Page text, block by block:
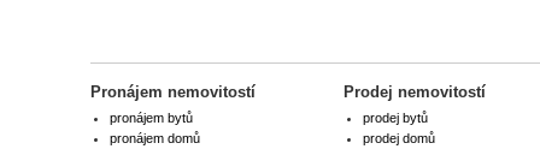
Pronájem nemovitostí
pronájem bytů
pronájem domů
Prodej nemovitostí
prodej bytů
prodej domů